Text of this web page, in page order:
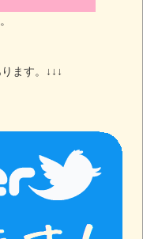
ます。↓↓↓